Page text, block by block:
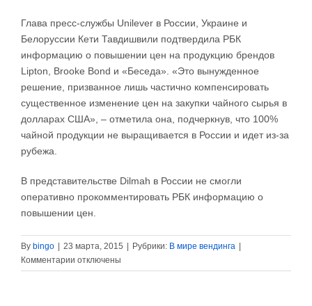
Глава пресс-службы Unilever в России, Украине и
Белоруссии Кети Тавдишвили подтвердила РБК
информацию о повышении цен на продукцию брендов
Lipton, Brooke Bond и «Беседа». «Это вынужд​енное
решение, призванное лишь частично компенсировать
существенное изменение цен на закупки чайного сырья в
долларах США», – отметила она, подчеркнув, что 100%
чайной продукции не выращивается в России и идет из-за
рубежа.
В представительстве Dilmah в России не смогли
оперативно прокомментировать РБК информацию о
повышении цен.
By bingo 23 марта, 2015 Рубрики: В мире вендинга
Комментарии к
записи
отключены